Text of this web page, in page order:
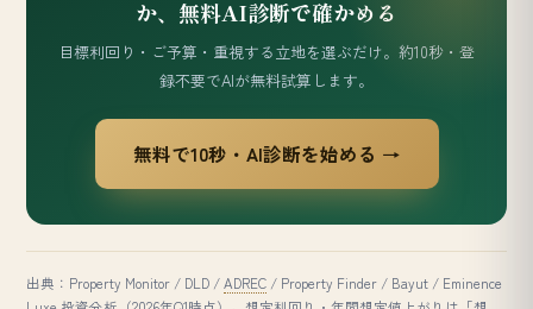
か、無料AI診断で確かめる
目標利回り・ご予算・重視する立地を選ぶだけ。約10秒・登
録不要でAIが無料試算します。
無料で10秒・AI診断を始める →
出典：Property Monitor / DLD /ADREC / Property Finder / Bayut / Eminence